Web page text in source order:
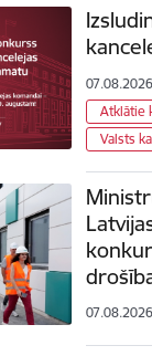
Atklātie
Valsts